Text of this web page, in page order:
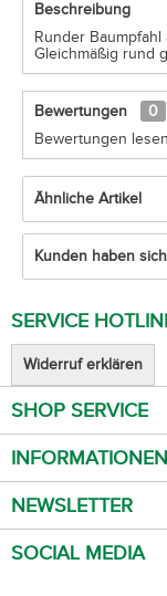
Beschreibung
Runder
Gleichmäßig rund
Bewertungen
0
Bewertungen
Ähnliche Artikel
Kunden haben
SERVICE
Widerruf erklären
SHOP SERVICE
INFORMATIONEN
NEWSLETTER
SOCIAL MEDIA